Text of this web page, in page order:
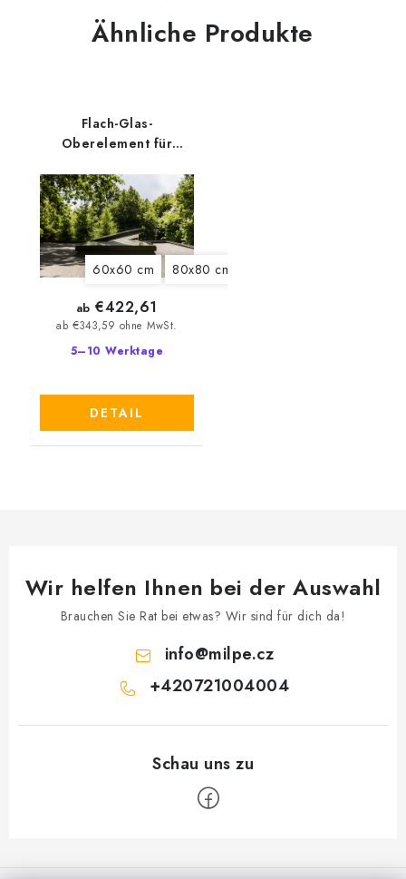
Ähnliche Produkte
Flach-Glas-
Oberelement für
neuen Generation
Velux ISU 2093
60x60 cm 80x80 cm
5–10 Werktage
ab €343,59 ohne MwSt.
ab €422,61
DETAIL
Wir helfen Ihnen bei der Auswahl
Brauchen Sie Rat bei etwas? Wir sind für dich da!
info@milpe.cz
+420721004004